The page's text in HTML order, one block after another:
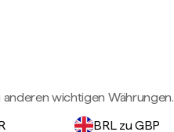
anderen wichtigen Währungen.
BRL zu GBP